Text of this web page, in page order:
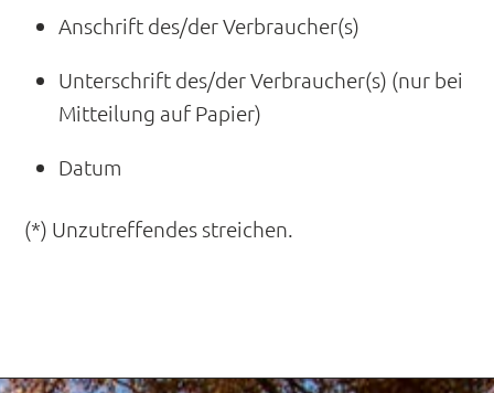
Anschrift des/der Verbraucher(s)
Unterschrift des/der Verbraucher(s) (nur bei
Mitteilung auf Papier)
Datum
(*) Unzutreffendes streichen.